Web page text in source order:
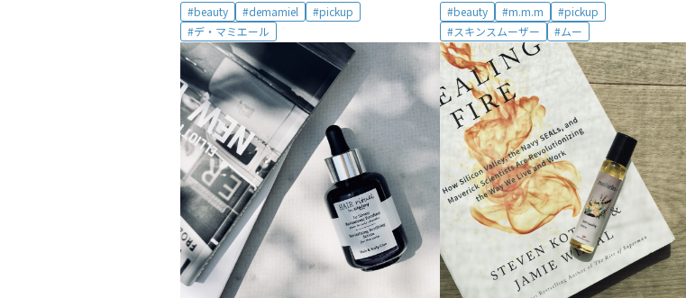
beauty demamiel
pickup
デ・マミエール
beauty m.m.m
pickup
スキンスムーザー
ムー